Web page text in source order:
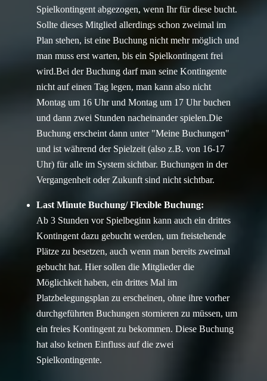
Spielkontingent abgezogen, wenn Ihr für diese bucht.
Sollte dieses Mitglied allerdings schon zweimal im
Plan stehen, ist eine Buchung nicht mehr möglich und
man muss erst warten, bis ein Spielkontingent frei
wird.Bei der Buchung darf man seine Kontingente
nicht auf einen Tag legen, man kann also nicht
Montag um 16 Uhr und Montag um 17 Uhr buchen
und dann zwei Stunden nacheinander spielen.Die
Buchung erscheint dann unter "Meine Buchungen"
und ist während der Spielzeit (also z.B. von 16-17
Uhr) für alle im System sichtbar. Buchungen in der
Vergangenheit oder Zukunft sind nicht sichtbar.
Last Minute Buchung/ Flexible Buchung:
Ab 3 Stunden vor Spielbeginn kann auch ein drittes
Kontingent dazu gebucht werden, um freistehende
Plätze zu besetzen, auch wenn man bereits zweimal
gebucht hat. Hier sollen die Mitglieder die
Möglichkeit haben, ein drittes Mal im
Platzbelegungsplan zu erscheinen, ohne ihre vorher
durchgeführten Buchungen stornieren zu müssen, um
ein freies Kontingent zu bekommen. Diese Buchung
hat also keinen Einfluss auf die zwei
Spielkontingente.